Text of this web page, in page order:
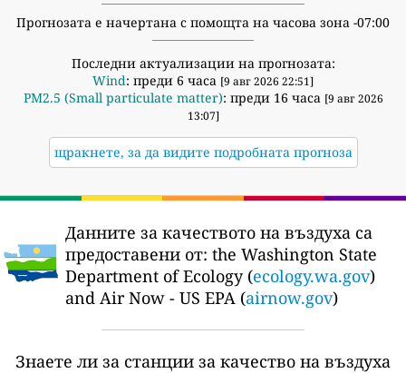
Прогнозата е начертана с помощта на часова зона -07:00
Последни актуализации на прогнозата:
Wind: преди 6 часа [9 авг 2026 22:51]
PM2.5 (Small particulate matter): преди 16 часа [9 авг 2026
13:07]
щракнете, за да видите подробната прогноза
Данните за качеството на въздуха са
предоставени от: the Washington State
Department of Ecology (ecology.wa.gov)
and Air Now - US EPA (airnow.gov)
Знаете ли за станции за качество на въздуха